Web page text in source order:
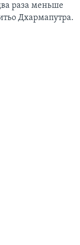
раза меньше
Дхармапутра.